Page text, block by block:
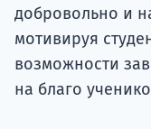
добровольно и
мотивируя
возможности
на благо